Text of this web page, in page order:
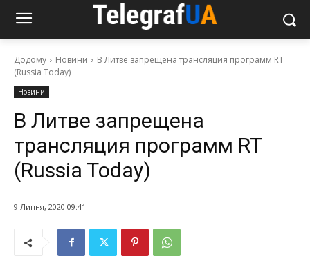
Додому Новини
В Литве запрещена трансляция программ RT
(Russia Today)
Новини
В Литве запрещена
трансляция программ RT
(Russia Today)
9 Липня, 2020 09:41